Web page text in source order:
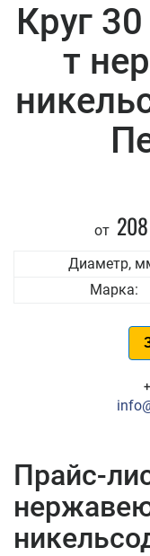
Круг
т
от
Диаметр,
Марка:
Прайс-